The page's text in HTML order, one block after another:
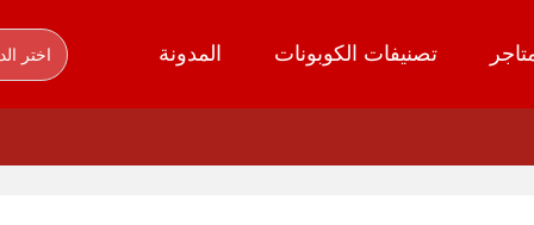
تصنيفات الكوبونات المدونة اختر